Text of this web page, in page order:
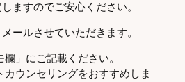
ますのでご安心ください。
ールさせていただきます。
」にご記載ください。
カウンセリングをおすすめしま